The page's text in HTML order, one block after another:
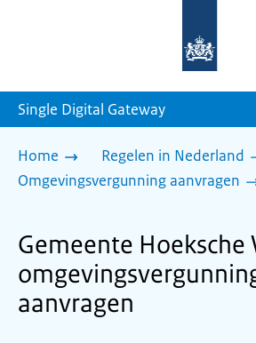
homepage
Single Digital Gateway
Home
Regelen in Nederland
Omgevingsvergunning aanvragen
Gemeente Hoeksche
aanvragen